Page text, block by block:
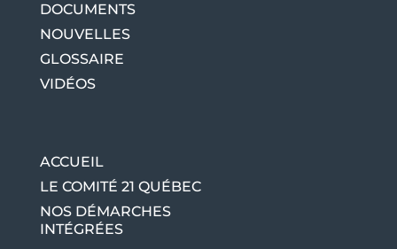
DOCUMENTS
NOUVELLES
GLOSSAIRE
VIDÉOS
ACCUEIL
LE COMITÉ 21 QUÉBEC
NOS DÉMARCHES
INTÉGRÉES